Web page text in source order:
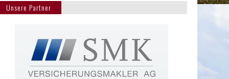
Unsere Partner